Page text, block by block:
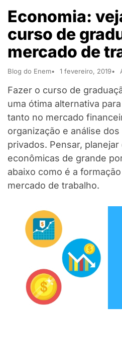
Economia:
curso de
mercado de
Blog do Enem 1 fevereiro, 2019
Fazer o curso de
uma ótima alternativa
tanto no mercado
organização e análise
privados. Pensar,
econômicas de grande
abaixo como é a
mercado de trabalho.